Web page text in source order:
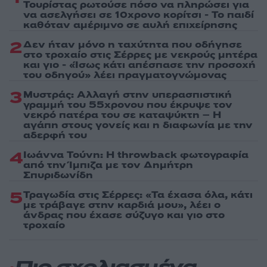
Τουρίστας ρωτούσε πόσο να πληρώσει για
να ασελγήσει σε 10χρονο κορίτσι - Το παιδί
καθόταν αμέριμνο σε αυλή επιχείρησης
2Δεν ήταν μόνο η ταχύτητα που οδήγησε
στο τροχαίο στις Σέρρες με νεκρούς μητέρα
και γιο - «Ίσως κάτι απέσπασε την προσοχή
του οδηγού» λέει πραγματογνώμονας
3Μυστράς: Αλλαγή στην υπερασπιστική
γραμμή του 55χρονου που έκρυψε τον
νεκρό πατέρα του σε καταψύκτη – Η
αγάπη στους γονείς και η διαφωνία με την
αδερφή του
4Ιωάννα Τούνη: Η throwback φωτογραφία
από την Ίμπιζα με τον Δημήτρη
Σπυριδωνίδη
5Τραγωδία στις Σέρρες: «Τα έχασα όλα, κάτι
με τράβαγε στην καρδιά μου», λέει ο
άνδρας που έχασε σύζυγο και γιο στο
τροχαίο